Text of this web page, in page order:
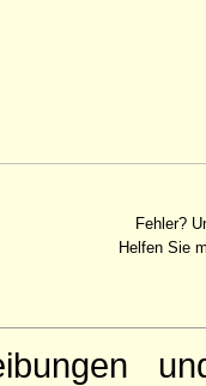
Fehler?
Helfen Sie